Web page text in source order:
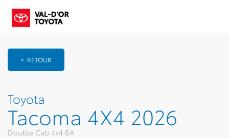
< RETOUR
Toyota
Tacoma 4X4 2026
Double Cab 4x4 BA